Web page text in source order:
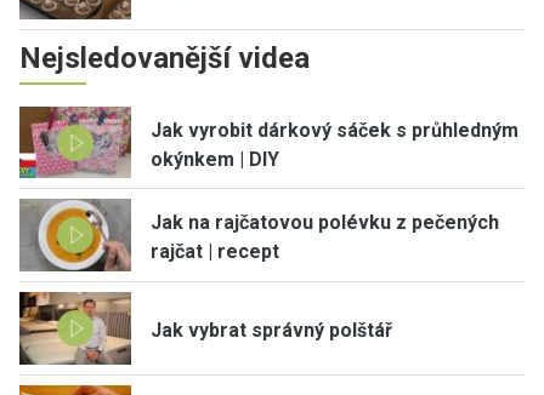
Nejsledovanější videa
Jak vyrobit dárkový sáček s průhledným
okýnkem | DIY
Jak na rajčatovou polévku z pečených
rajčat | recept
Jak vybrat správný polštář